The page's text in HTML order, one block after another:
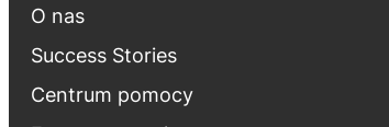
O nas
Success Stories
Centrum pomocy